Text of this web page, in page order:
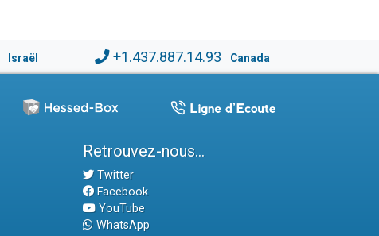
Israël +1.437.887.14.93 Canada
Retrouvez-nous...
Twitter
Facebook
YouTube
WhatsApp